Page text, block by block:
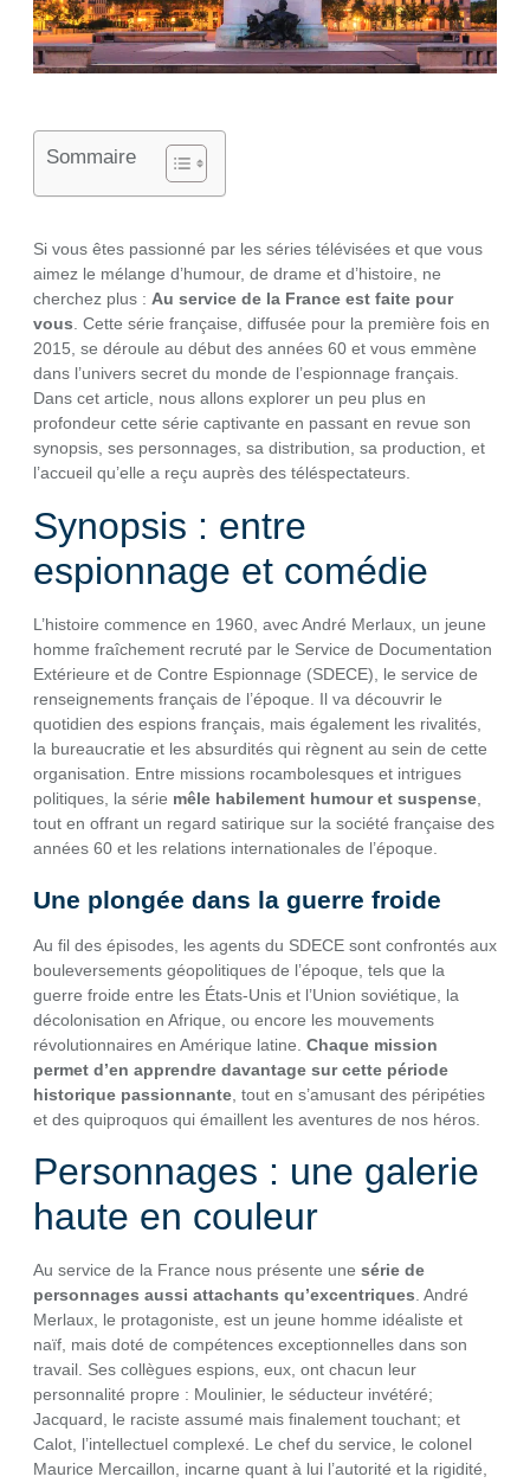
Sommaire
Si vous êtes passionné par les séries télévisées et que vous
aimez le mélange d’humour, de drame et d’histoire, ne
cherchez plus : Au service de la France est faite pour
vous. Cette série française, diffusée pour la première fois en
2015, se déroule au début des années 60 et vous emmène
dans l’univers secret du monde de l’espionnage français.
Dans cet article, nous allons explorer un peu plus en
profondeur cette série captivante en passant en revue son
synopsis, ses personnages, sa distribution, sa production, et
l’accueil qu’elle a reçu auprès des téléspectateurs.
Synopsis : entre
espionnage et comédie
L’histoire commence en 1960, avec André Merlaux, un jeune
homme fraîchement recruté par le Service de Documentation
Extérieure et de Contre Espionnage (SDECE), le service de
renseignements français de l’époque. Il va découvrir le
quotidien des espions français, mais également les rivalités,
la bureaucratie et les absurdités qui règnent au sein de cette
organisation. Entre missions rocambolesques et intrigues
politiques, la série mêle habilement humour et suspense
tout en offrant un regard satirique sur la société française des
années 60 et les relations internationales de l’époque.
Une plongée dans la guerre froide
Au fil des épisodes, les agents du SDECE sont confrontés aux
bouleversements géopolitiques de l’époque, tels que la
guerre froide entre les États-Unis et l’Union soviétique, la
décolonisation en Afrique, ou encore les mouvements
révolutionnaires en Amérique latine. Chaque mission
permet d’en apprendre davantage sur cette période
historique passionnante , tout en s’amusant des péripéties
et des quiproquos qui émaillent les aventures de nos héros.
Personnages : une galerie
haute en couleur
Au service de la France nous présente une série de
personnages aussi attachants qu’excentriques. André
Merlaux, le protagoniste, est un jeune homme idéaliste et
naïf, mais doté de compétences exceptionnelles dans son
travail. Ses collègues espions, eux, ont chacun leur
personnalité propre : Moulinier, le séducteur invétéré;
Jacquard, le raciste assumé mais finalement touchant; et
Calot, l’intellectuel complexé. Le chef du service, le colonel
Maurice Mercaillon, incarne quant à lui l’autorité et la rigidité,